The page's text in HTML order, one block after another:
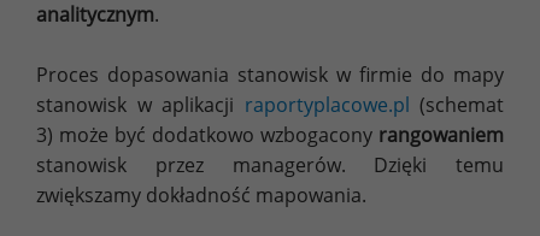
analitycznym.
Proces dopasowania stanowisk w firmie do mapy
stanowisk w aplikacji raportyplacowe.pl (schemat
3) może być dodatkowo wzbogacony rangowaniem
stanowisk przez managerów. Dzięki temu
zwiększamy dokładność mapowania.